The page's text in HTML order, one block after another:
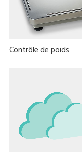
Contrôle de poids